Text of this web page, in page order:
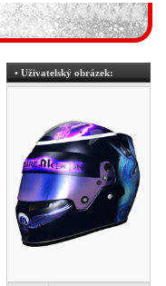
• Uživatelský obrázek: